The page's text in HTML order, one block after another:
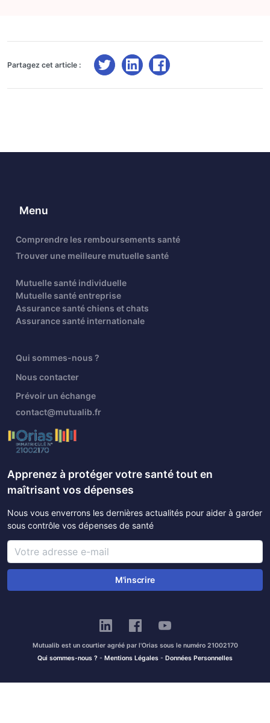
Partagez cet article :
Menu
Comprendre les remboursements santé
Trouver une meilleure mutuelle santé
Mutuelle santé individuelle
Mutuelle santé entreprise
Assurance santé chiens et chats
Assurance santé internationale
Qui sommes-nous ?
Nous contacter
Prévoir un échange
contact@mutualib.fr
Apprenez à protéger votre santé tout en
maîtrisant vos dépenses
Nous vous enverrons les dernières actualités pour aider à garder
sous contrôle vos dépenses de santé
M'inscrire
Mutualib est un courtier agréé par l'Orias sous le numéro 21002170
Qui sommes-nous ? - Mentions Légales - Données Personnelles